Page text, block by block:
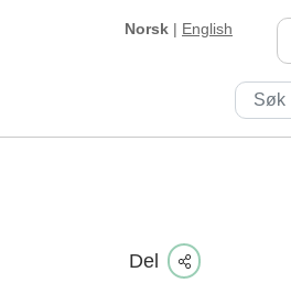
Norsk | English
Del